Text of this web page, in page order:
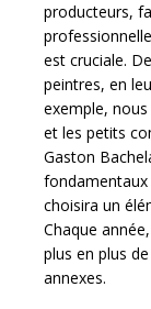
producteurs,
est cruciale.
peintres, en
exemple,
et les petits
Gaston
fondamentaux
choisira un
Chaque
plus en plus
annexes.